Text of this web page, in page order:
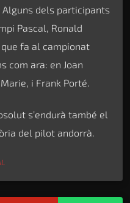
Alguns dels participants
Pascal, Ronald
fa al campionat
com ara: en Joan
i Frank Porté.
s’endurà també el
del pilot andorrà.